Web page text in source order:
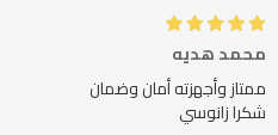
محمد هديه
شكرا زانوسي